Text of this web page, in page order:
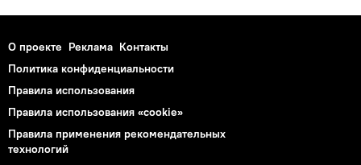
О проекте Реклама Контакты
Политика конфиденциальности
Правила использования
Правила использования «cookie»
Правила применения рекомендательных
технологий